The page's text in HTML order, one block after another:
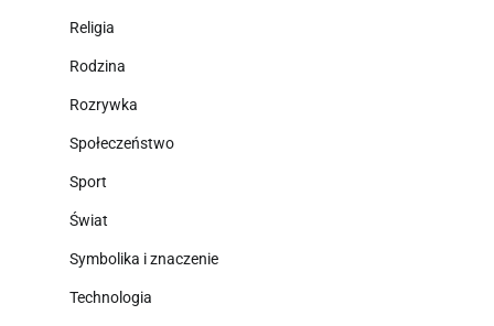
Religia
Rodzina
Rozrywka
Społeczeństwo
Sport
Świat
Symbolika i znaczenie
Technologia